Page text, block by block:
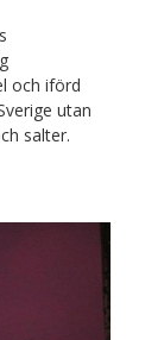
och iförd
utan
salter.